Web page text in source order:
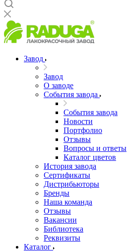
Завод
Завод
О заводе
События завода
События завода
Новости
Портфолио
Отзывы
Вопросы и ответы
Каталог цветов
История завода
Сертификаты
Дистрибьюторы
Бренды
Наша команда
Отзывы
Вакансии
Библиотека
Реквизиты
Каталог